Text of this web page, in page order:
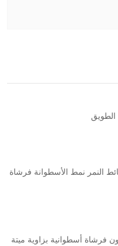
الطويق
النمر نمط الأسطوانة فرشاة
أسطوانية بزاوية ميتة